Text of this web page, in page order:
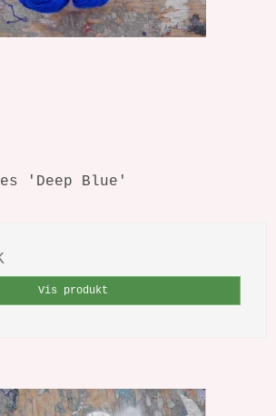
'Deep Blue'
Vis produkt